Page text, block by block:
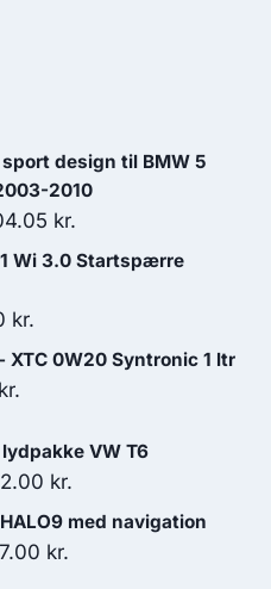
design til BMW 5
2010
kr..
kr.
aktuelle
3,704.05 kr..
Wi 3.0 Startspærre
kr..
kr.
aktuelle
272.50 kr..
XTC 0W20 Syntronic 1 ltr
kr.
pris
er:
111.60 kr..
VW T6
kr.
aktuelle
med navigation
kr.